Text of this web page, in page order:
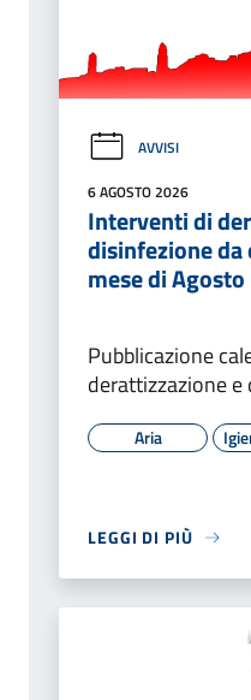
AVVISI
6 AGOSTO 2026
Interventi di
disinfezione
mese di
Pubblicazione
derattizzazione e
Aria
LEGGI DI PIÙ